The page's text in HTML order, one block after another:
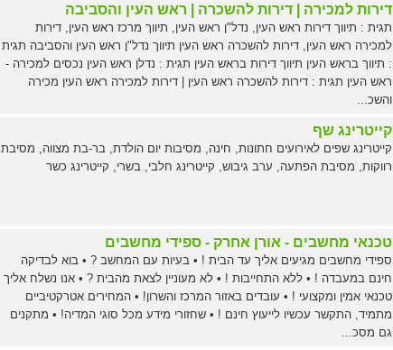
דירות למכירה | דירות להשכרה | ראש העין והסביבה
תגית : תיווך דירות ראש העין, נדל"ן ראש העין, תיווך מרכז ראש העין, דירות
למכירה ראש העין, דירות להשכרה ראש העין תיווך נדל"ן ראש העין והסביבה תגית
: תיווך בראש העין תיווך דירות בראש העין תגית : נדלן ראש העין נכסים למכירה -
ראש העין תגית : דירות להשכרה ראש העין | דירות למכירה ראש העין מכירה
והשכ...
קייטרינג שף
קייטרינג שפים לאירועים חתונות, חינה, מסיבות יום הולדת, בר-בת מצווה, מסיבת
רווקות, מסיבת הפתעה, ערב גיבוש, קייטרינג חלבי, בשרי, קייטרינג כשר
טכנאי מחשבים - אורן אחרק - ספידי מחשבים
ספידי מחשבים מגיעים אליך עד הבית ! • בעיות עם המחשב ? • בוא לבדיקה
חינם במעבדה ! • ללא התחייבות ! • לא מעוניין לצאת מהבית ? • אנו נשלח אליך
טכנאי אמין ומקצועי ! • עובדים באזור המרכז והשרון! • המחירים אטרקטיביים
מתמיד, התקשר עכשיו לייעוץ חינם ! • שחזורי מידע מכל סוגי המדיה! • מתקנים
גם מסכ...